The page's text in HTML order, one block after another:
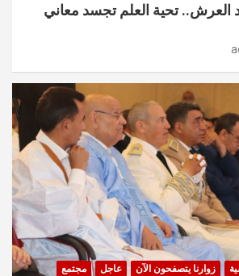
العرش.. تحية العلم تجسد معاني
زوارنا يتصفحون الآن عاجل مجتمع